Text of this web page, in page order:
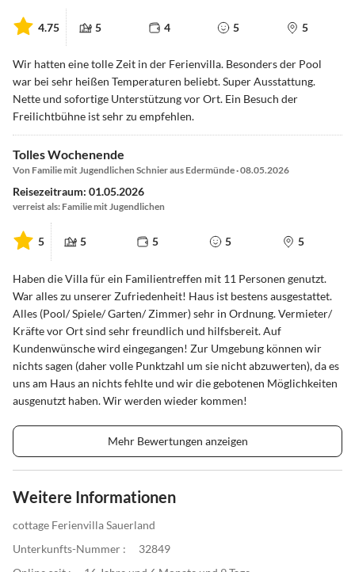
4.75 5 4 5 5
Wir hatten eine tolle Zeit in der Ferienvilla. Besonders der Pool
war bei sehr heißen Temperaturen beliebt. Super Ausstattung.
Nette und sofortige Unterstützung vor Ort. Ein Besuch der
Freilichtbühne ist sehr zu empfehlen.
Tolles Wochenende
Von Familie mit Jugendlichen Schnier aus Edermünde · 08.05.2026
Reisezeitraum: 01.05.2026
verreist als: Familie mit Jugendlichen
5 5 5 5 5
Haben die Villa für ein Familientreffen mit 11 Personen genutzt.
War alles zu unserer Zufriedenheit! Haus ist bestens ausgestattet.
Alles (Pool/ Spiele/ Garten/ Zimmer) sehr in Ordnung. Vermieter/
Kräfte vor Ort sind sehr freundlich und hilfsbereit. Auf
Kundenwünsche wird eingegangen! Zur Umgebung können wir
nichts sagen (daher volle Punktzahl um sie nicht abzuwerten), da es
uns am Haus an nichts fehlte und wir die gebotenen Möglichkeiten
ausgenutzt haben. Wir werden wieder kommen!
Mehr Bewertungen anzeigen
Weitere Informationen
cottage Ferienvilla Sauerland
Unterkunfts-Nummer :
32849